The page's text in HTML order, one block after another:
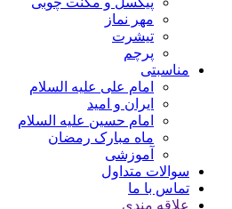
مهر نماز
تیشرت
پرچم
مناسبتی
امام علی علیه السلام
ایران و امید
امام حسین علیه السلام
ماه مبارک رمضان
آموزشی
سوالات متداول
تماس با ما
علاقه مندی